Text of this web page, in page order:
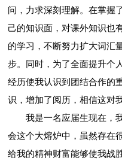
问，力求深刻理解。在掌握
己的知识面，对课外知识也
的学习，不断努力扩大词汇
步。同时，为了全面提升个
经历使我认识到团结合作的
识，增加了阅历，相信这对
我是一名应届生现在，
会这个大熔炉中，虽然存在
给我的精神财富能够使我战